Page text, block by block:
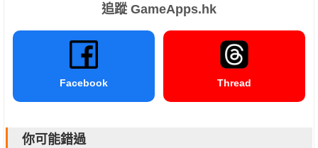
追蹤 GameApps.hk
Facebook Thread
你可能錯過